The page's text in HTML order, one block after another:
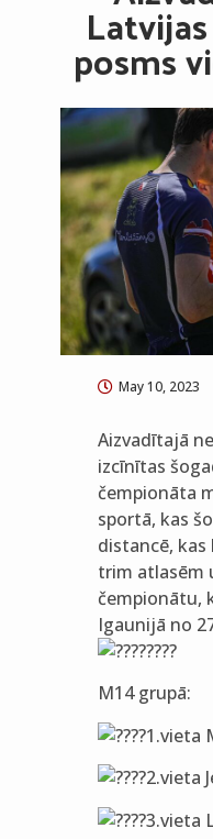
posms
May 10, 2023
Aizvadītajā
izcīnītas
čempionāta
sportā, kas
distancē, kas
trim atlasēm
čempionātu,
Igaunijā no
M14 grupā:
1.vieta
2.vieta
3.vieta